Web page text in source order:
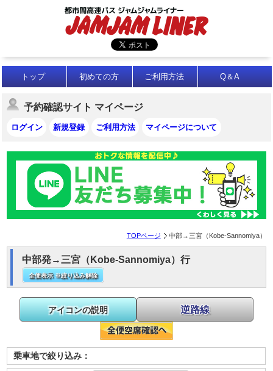
トップ 初めての方 ご利用方法 Q＆A
予約確認サイト マイページ
ログイン 新規登録 ご利用方法 マイページについて
TOPページ 中部→三宮（Kobe-Sannomiya）
中部発→三宮（Kobe-Sannomiya）行
全便表示 ※絞り込み解除
乗車地で絞り込み：
アイコンの説明 逆路線